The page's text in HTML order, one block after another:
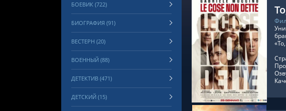
СМОТРЕТЬ ОНЛАЙН
БОЕВИК (722)
БИОГРАФИЯ (91)
ВЕСТЕРН (20)
ВОЕННЫЙ (88)
ДЕТЕКТИВ (471)
ДЕТСКИЙ (15)